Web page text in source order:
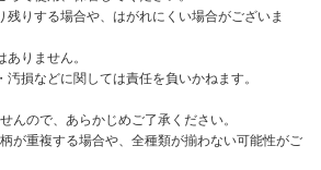
残りする場合や、はがれにくい場合がございま
りません。
損などに関しては責任を負いかねます。
んので、あらかじめご了承ください。
が重複する場合や、全種類が揃わない可能性がご